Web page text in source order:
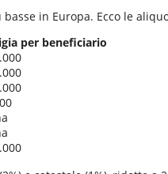
in Europa. Ecco le
per beneficiario